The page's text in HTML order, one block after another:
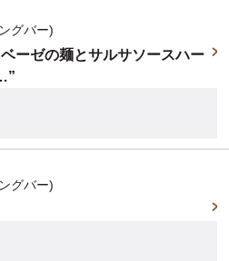
グバー)
ーゼの麺とサルサソースハー
グバー)